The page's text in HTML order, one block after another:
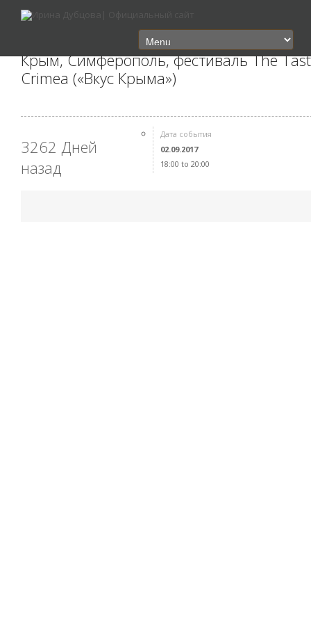
Крым, Симферополь, фестиваль The
Crimea («Вкус Крыма»)
3262 Дней
назад
Дата события
02.09.2017
18:00 to 20:00